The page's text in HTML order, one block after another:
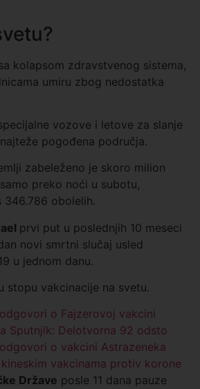
kolapsom zdravstvenog sistema,
umiru zbog nedostatka
vozove i letove za slanje
pogođena područja.
zabeleženo je skoro milion
preko noći u subotu,
obolelih.
prvi put u poslednjih 10 meseci
novi smrtni slučaj usled
u jednom danu.
stopu vakcinacije na svetu.
o Fajzerovoj vakcini
Sputnjik: Delotvorna 92 odsto
o vakcini Astrazeneka
vakcinama protiv korone
Države posle 11 dana pauze